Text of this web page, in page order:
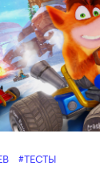
#ТЕСТЫ